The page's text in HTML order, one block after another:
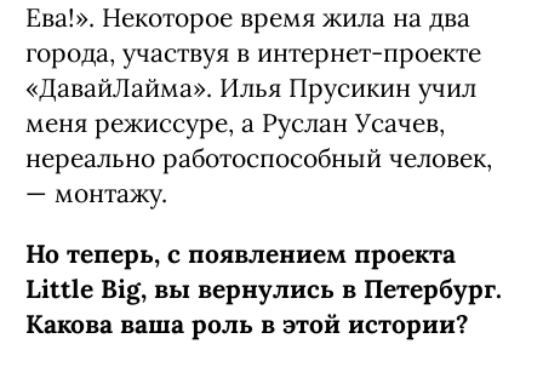
Ева!». Некоторое время жила на два
города, участвуя в интернет-проекте
«ДавайЛайма». Илья Прусикин учил
меня режиссуре, а Руслан Усачев,
нереально работоспособный человек,
— монтажу.
Но теперь, с появлением проекта
Little Big, вы вернулись в Петербург.
Какова ваша роль в этой истории?